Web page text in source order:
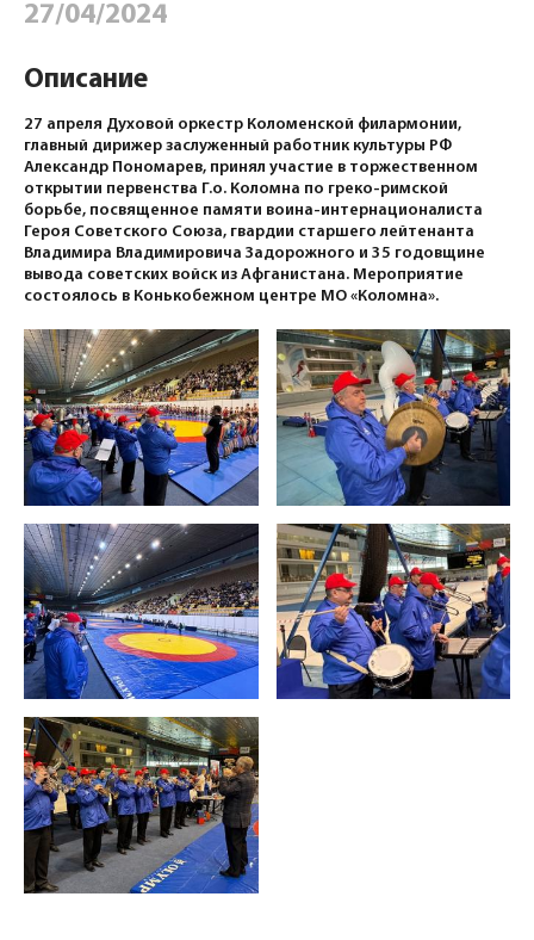
27/04/2024
Описание
27 апреля Духовой оркестр Коломенской филармонии,
главный дирижер заслуженный работник культуры РФ
Александр Пономарев, принял участие в торжественном
открытии первенства Г.о. Коломна по греко-римской
борьбе, посвященное памяти воина-интернационалиста
Героя Советского Союза, гвардии старшего лейтенанта
Владимира Владимировича Задорожного и 35 годовщине
вывода советских войск из Афганистана. Мероприятие
состоялось в Конькобежном центре МО «Коломна».